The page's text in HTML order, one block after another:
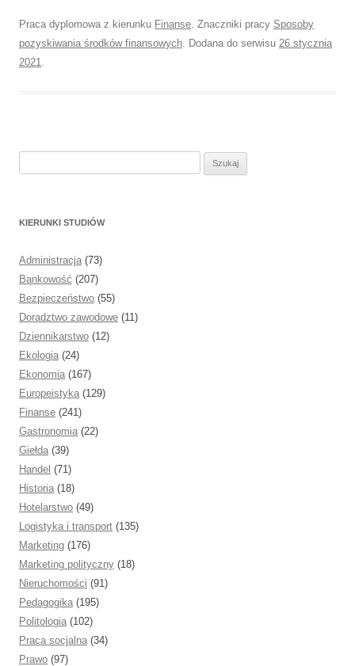
Praca dyplomowa z kierunku Finanse. Znaczniki pracy Sposoby
pozyskiwania środków finansowych. Dodana do serwisu 26 stycznia
2021.
k
:
KIERUNKI STUDIÓW
Administracja (73)
Bankowość (207)
Bezpieczeństwo (55)
Doradztwo zawodowe (11)
Dziennikarstwo (12)
Ekologia (24)
Ekonomia (167)
Europeistyka (129)
Finanse (241)
Gastronomia (22)
Giełda (39)
Handel (71)
Historia (18)
Hotelarstwo (49)
Logistyka i transport (135)
Marketing (176)
Marketing polityczny (18)
Nieruchomości (91)
Pedagogika (195)
Politologia (102)
Praca socjalna (34)
Prawo (97)